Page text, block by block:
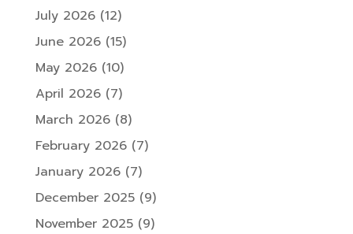
July 2026(12)
June 2026(15)
May 2026(10)
April 2026(7)
March 2026(8)
February 2026(7)
January 2026(7)
December 2025(9)
November 2025(9)